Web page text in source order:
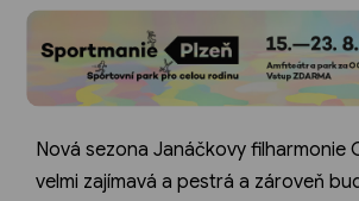
Nová sezona Janáčkovy filharmonie
velmi zajímavá a pestrá a zároveň